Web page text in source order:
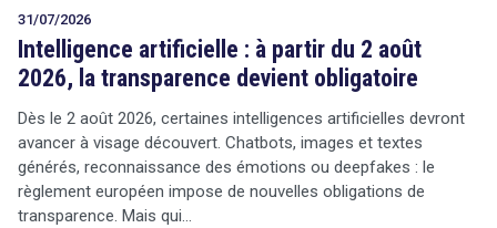
Rechercher
CONTACT
31/07/2026
Intelligence artificielle : à partir du 2 août
2026, la transparence devient obligatoire
Dès le 2 août 2026, certaines intelligences artificielles devront
avancer à visage découvert. Chatbots, images et textes
générés, reconnaissance des émotions ou deepfakes : le
règlement européen impose de nouvelles obligations de
transparence. Mais qui…